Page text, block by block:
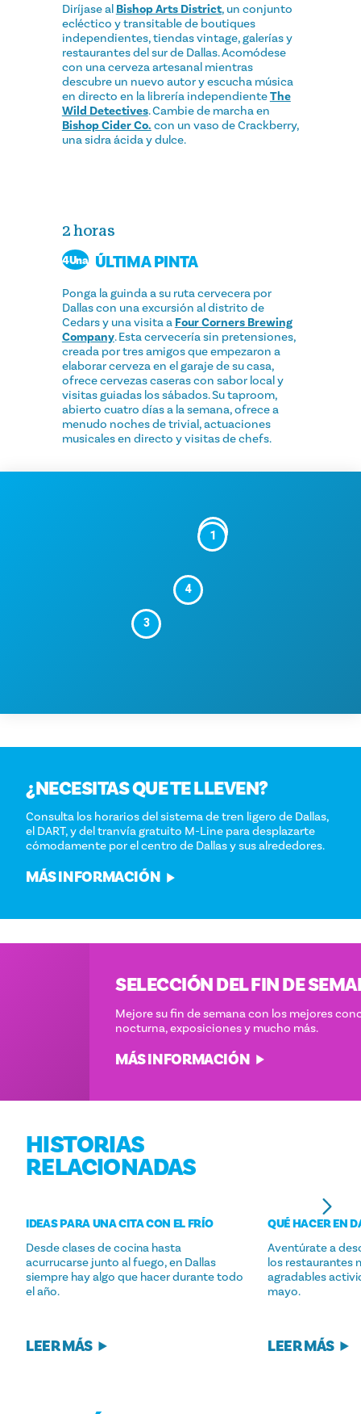
Diríjase al Bishop Arts District, un conjunto
ecléctico y transitable de boutiques
independientes, tiendas vintage, galerías y
restaurantes del sur de Dallas. Acomódese
con una cerveza artesanal mientras
descubre un nuevo autor y escucha música
en directo en la librería independienteThe
Wild Detectives. Cambie de marcha en
Bishop Cider Co. con un vaso de Crackberry,
una sidra ácida y dulce.
2 horas
4Una ÚLTIMA PINTA
Ponga la guinda a su ruta cervecera por
Dallas con una excursión al distrito de
Cedars y una visita a Four Corners Brewing
Company. Esta cervecería sin pretensiones,
creada por tres amigos que empezaron a
elaborar cerveza en el garaje de su casa,
ofrece cervezas caseras con sabor local y
visitas guiadas los sábados. Su taproom,
abierto cuatro días a la semana, ofrece a
menudo noches de trivial, actuaciones
musicales en directo y visitas de chefs.
1
2
3
4
¿NECESITAS QUE TE LLEVEN?
Consulta los horarios del sistema de tren ligero de Dallas,
el DART, y del tranvía gratuito M-Line para desplazarte
cómodamente por el centro de Dallas y sus alrededores.
MÁS INFORMACIÓN
SELECCIÓN DEL FIN DE SEMANA
Mejore su fin de semana con los mejores conciertos, vida
nocturna, exposiciones y mucho más.
MÁS INFORMACIÓN
HISTORIAS
RELACIONADAS
IDEAS PARA UNA CITA CON EL FRÍO
Desde clases de cocina hasta
acurrucarse junto al fuego, en Dallas
siempre hay algo que hacer durante todo
el año.
LEER MÁS
QUÉ HACER EN
Aventúrate a
los restaurantes
agradables
mayo.
LEER MÁS